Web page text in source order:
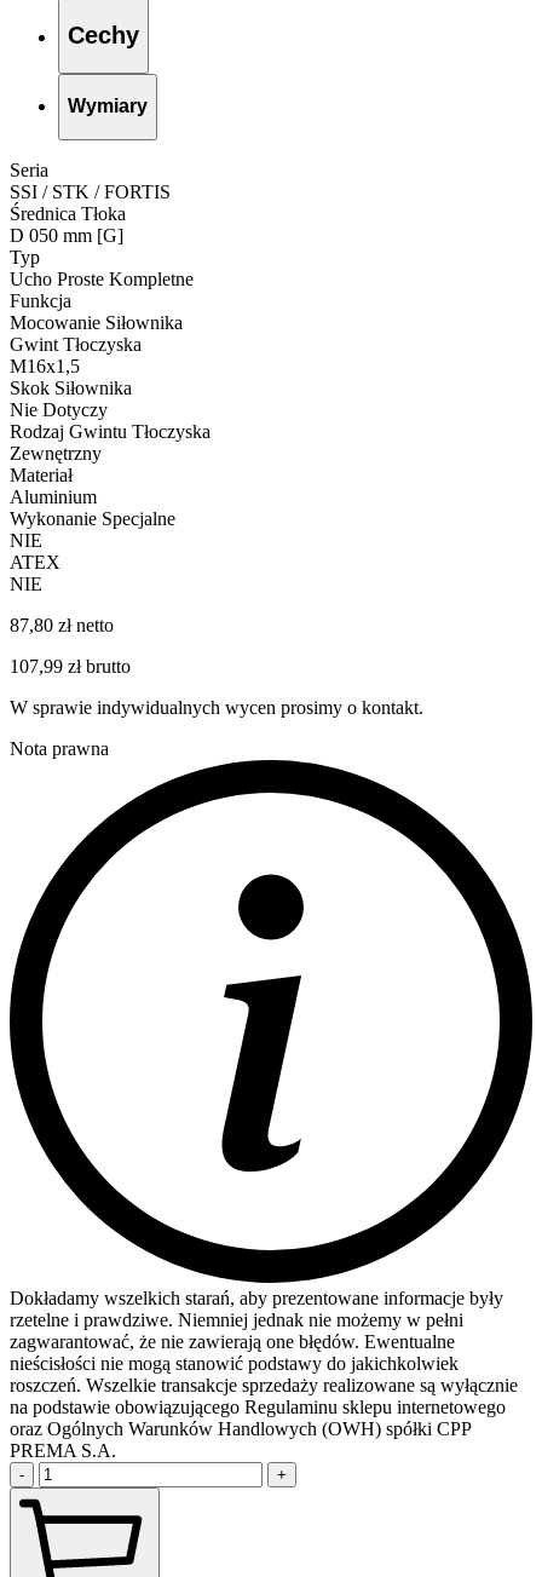
Cechy
Wymiary
Seria
SSI / STK / FORTIS
Średnica Tłoka
D 050 mm [G]
Typ
Ucho Proste Kompletne
Funkcja
Mocowanie Siłownika
Gwint Tłoczyska
M16x1,5
Skok Siłownika
Nie Dotyczy
Rodzaj Gwintu Tłoczyska
Zewnętrzny
Materiał
Aluminium
Wykonanie Specjalne
NIE
ATEX
NIE
87,80 zł netto
107,99 zł brutto
W sprawie indywidualnych wycen prosimy o kontakt.
Nota prawna
Dokładamy wszelkich starań, aby prezentowane informacje były
rzetelne i prawdziwe. Niemniej jednak nie możemy w pełni
zagwarantować, że nie zawierają one błędów. Ewentualne
nieścisłości nie mogą stanowić podstawy do jakichkolwiek
roszczeń. Wszelkie transakcje sprzedaży realizowane są wyłącznie
na podstawie obowiązującego Regulaminu sklepu internetowego
oraz Ogólnych Warunków Handlowych (OWH) spółki CPP
PREMA S.A.
- +